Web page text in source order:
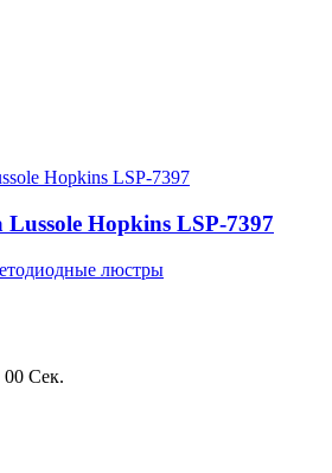
Hopkins LSP-7397
люстры
цена:
00 Сек.